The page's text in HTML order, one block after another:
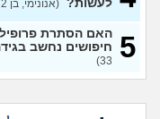
(לירון,
איך להתגבר על רצון
לפני הזמן?
הבילויים, זה מוריד
לעשות? (אנונימי, בן 22)
5 האם הסתרת פרופיל
חיפושים נחשב
33)